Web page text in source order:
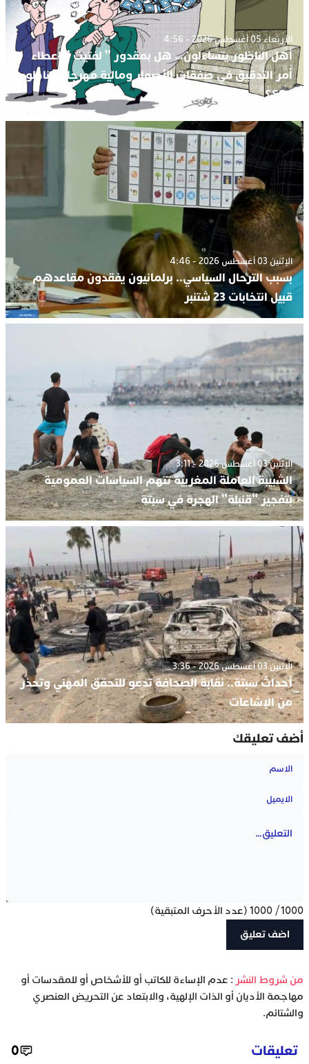
الأربعاء 05 أغسطس 2026 - 4:56
أهل الناظور يتساءلون… هل بمقدور ” لفتيت ” إعطاء
أمر التدقيق في صفقات الأصوار ومالية مهرجان الناظور
..؟؟؟.
الإثنين 03 أغسطس 2026 - 4:46
بسبب الترحال السياسي.. برلمانيون يفقدون مقاعدهم
قبيل انتخابات 23 شتنبر
الإثنين 03 أغسطس 2026 - 3:11
الشبيبة العاملة المغربية تتهم السياسات العمومية
بتفجير “قنبلة” الهجرة في سبتة
الإثنين 03 أغسطس 2026 - 3:36
أحداث سبتة.. نقابة الصحافة تدعو للتحقق المهني وتحذر
من الإشاعات
أضف تعليقك
1000
/
1000 (عدد الأحرف المتبقية)
‫من شروط النشر : عدم الإساءة للكاتب أو للأشخاص أو للمقدسات أو
مهاجمة الأديان أو الذات الإلهية، والابتعاد عن التحريض العنصري
والشتائم.
تعليقات 0